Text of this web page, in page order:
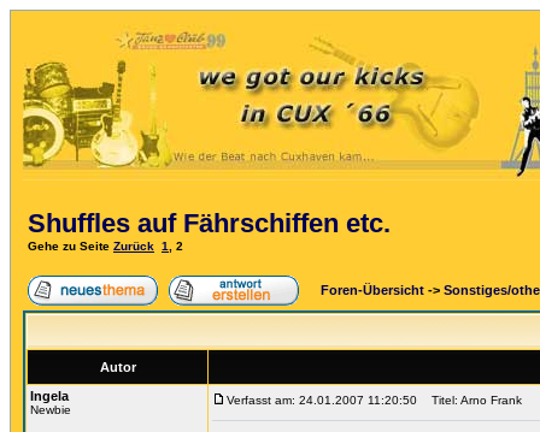
Shuffles auf Fährschiffen etc.
Gehe zu Seite Zurück 1 2
Foren-Übersicht -> Sonstiges/
Autor
Ingela
Newbie
Verfasst am: 24.01.2007 11:20:50 Titel: Arno Frank